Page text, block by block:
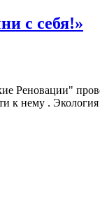
с себя!»
Реновации"
к нему .